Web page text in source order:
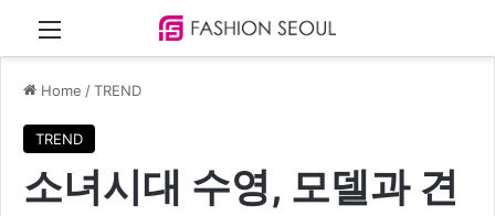
Home /TREND
TREND
소녀시대 수영, 모델과 견